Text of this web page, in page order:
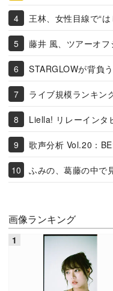
王林、女性目線で“
藤井 風、ツアーオフ
STARGLOWが背負
ライブ規模ランキン
Liella! リレーインタ
歌声分析 Vol.20：
ふみの、葛藤の中で
画像ランキング